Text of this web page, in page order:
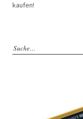
kaufen!